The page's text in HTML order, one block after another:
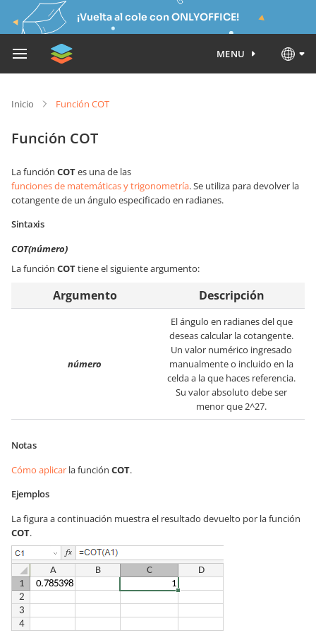
¡Vuelta al cole con ONLYOFFICE!
MENU
Inicio Función COT
Función COT
La función COTes una de las
funciones de matemáticas y trigonometría. Se utiliza para devolver la
cotangente de un ángulo especificado en radianes.
Sintaxis
COT(número)
La función COTtiene el siguiente argumento:
Argumento Descripción
número
El ángulo en radianes del que
deseas calcular la cotangente.
Un valor numérico ingresado
manualmente o incluido en la
celda a la que haces referencia.
Su valor absoluto debe ser
menor que 2^27.
Notas
Cómo aplicar la función COT.
Ejemplos
La figura a continuación muestra el resultado devuelto por la función
COT.